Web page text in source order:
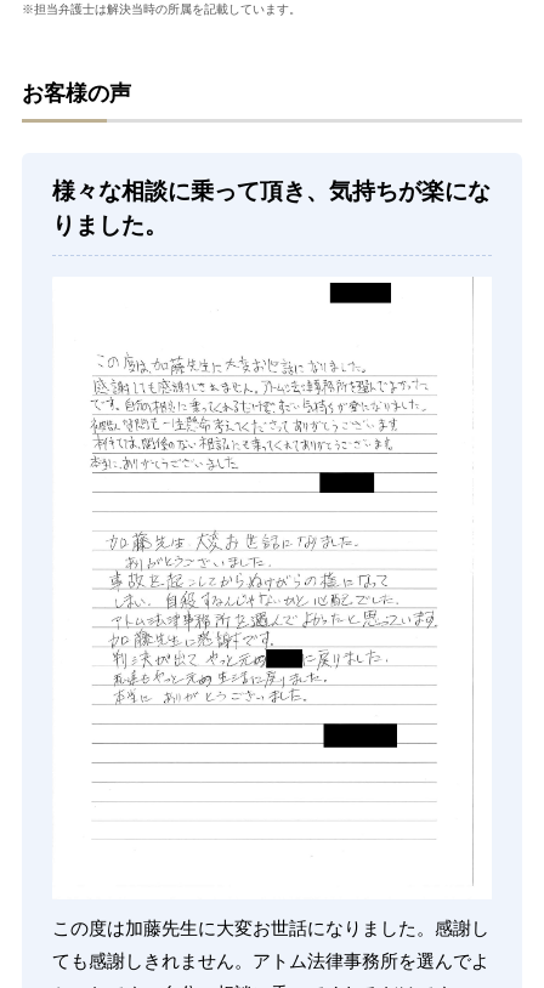
※担当弁護士は解決当時の所属を記載しています。
お客様の声
様々な相談に乗って頂き、気持ちが楽にな
りました。
この度は加藤先生に大変お世話になりました。感謝し
ても感謝しきれません。アトム法律事務所を選んでよ